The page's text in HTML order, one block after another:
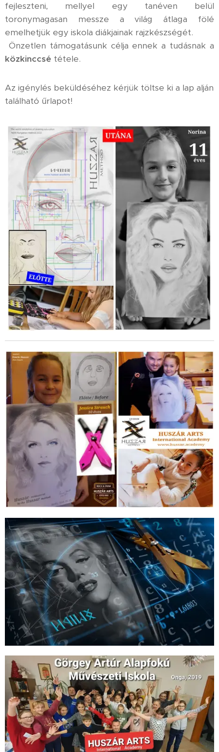
fejleszteni, mellyel egy tanéven belül
toronymagasan messze a világ átlaga fölé
emelhetjük egy iskola diákjainak rajzkészségét.
Önzetlen támogatásunk célja ennek a tudásnak a
közkinccsé tétele.
Az igénylés beküldéséhez kérjük töltse ki a lap alján
található űrlapot!